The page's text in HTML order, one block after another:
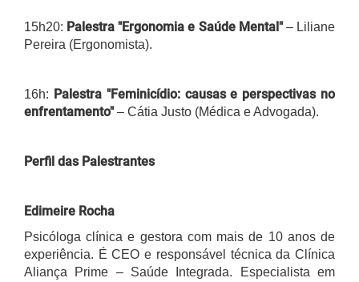
15h20: Palestra "Ergonomia e Saúde Mental"– Liliane
Pereira (Ergonomista).
16h: Palestra "Feminicídio: causas e perspectivas no
enfrentamento"– Cátia Justo (Médica e Advogada).
Perfil das Palestrantes
Edimeire Rocha
Psicóloga clínica e gestora com mais de 10 anos de
experiência. É CEO e responsável técnica da Clínica
Aliança Prime – Saúde Integrada. Especialista em